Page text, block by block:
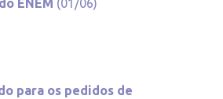
ENEM (01/06)
para os pedidos de